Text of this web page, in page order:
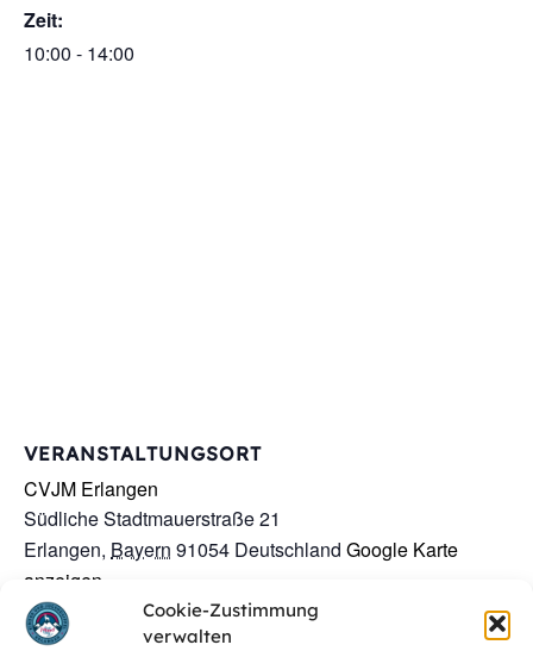
Cookie-Zustimmung
verwalten
Zeit:
10:00 - 14:00
VERANSTALTUNGSORT
CVJM Erlangen
Südliche Stadtmauerstraße 21
Erlangen, Bayern 91054 Deutschland Google Karte
anzeigen
Junge Kirche in Erlangen „Sprech-dich-aus“-Box